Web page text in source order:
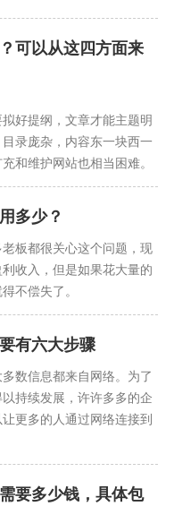
可以从这四方面来
好提纲，文章才能主题明
录庞杂，内容东一块西一
和维护网站也相当困难。
多少？
板都很关心这个问题，现
收入，但是如果花大量的
不偿失了。
有六大步骤
数信息都来自网络。为了
持续发展，许许多多的企
更多的人通过网络连接到
要多少钱，具体包